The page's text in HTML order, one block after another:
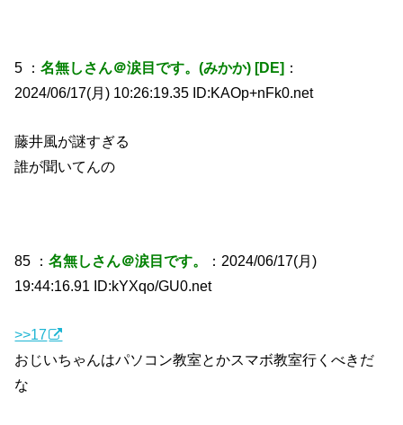
5 ：名無しさん＠涙目です。(みかか) [DE] ：
2024/06/17(月) 10:26:19.35 ID:KAOp+nFk0.net
藤井風が謎すぎる
誰が聞いてんの
85 ：名無しさん＠涙目です。
：2024/06/17(月)
19:44:16.91 ID:kYXqo/GU0.net
>>17
おじいちゃんはパソコン教室とかスマボ教室行くべきだ
な